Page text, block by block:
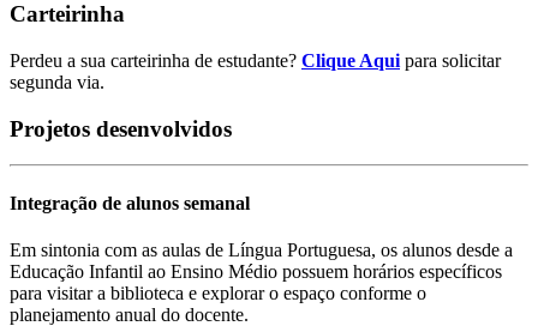
Carteirinha
Perdeu a sua carteirinha de estudante? Clique Aqui para solicitar
segunda via.
Projetos desenvolvidos
Integração de alunos semanal
Em sintonia com as aulas de Língua Portuguesa, os alunos desde a
Educação Infantil ao Ensino Médio possuem horários específicos
para visitar a biblioteca e explorar o espaço conforme o
planejamento anual do docente.